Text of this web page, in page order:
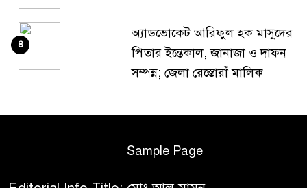
অ্যাডভোকেট আরিফুল হক মাসুদের
পিতার ইন্তেকাল, জানাজা ও দাফন
সম্পন্ন; জেলা রেস্তোরাঁ মালিক
৪
অধিগ্রহণের টাকা আত্মসাৎ
Sample Page